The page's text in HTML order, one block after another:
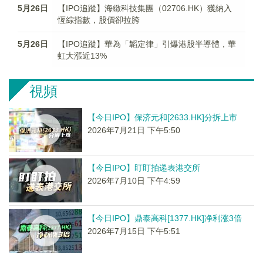
5月26日
【IPO追蹤】海緻科技集團（02706.HK）獲納入
恆綜指數，股價卻拉胯
5月26日
【IPO追蹤】華為「韜定律」引爆港股半導體，華
虹大漲近13%
視頻
【今日IPO】保济元和[2633.HK]分拆上市
2026年7月21日 下午5:50
【今日IPO】盯盯拍递表港交所
2026年7月10日 下午4:59
【今日IPO】鼎泰高科[1377.HK]净利涨3倍
2026年7月15日 下午5:51